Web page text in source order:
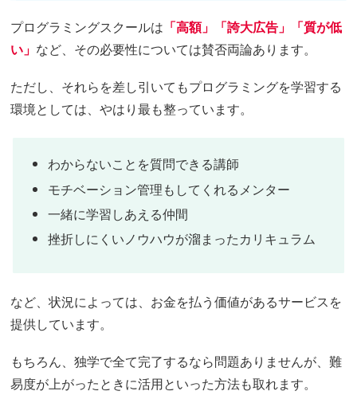
プログラミングスクールは 「高額」「誇大広告」「質が低
い」 など、その必要性については賛否両論あります。
ただし、それらを差し引いてもプログラミングを学習する
環境としては、やはり最も整っています。
わからないことを質問できる講師
モチベーション管理もしてくれるメンター
一緒に学習しあえる仲間
挫折しにくいノウハウが溜まったカリキュラム
など、状況によっては、お金を払う価値があるサービスを
提供しています。
もちろん、独学で全て完了するなら問題ありませんが、難
易度が上がったときに活用といった方法も取れます。